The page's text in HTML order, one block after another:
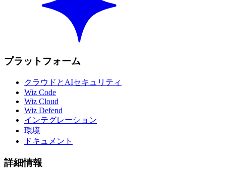
プラットフォーム
クラウドとAIセキュリティ
Wiz Code
Wiz Cloud
Wiz Defend
インテグレーション
環境
ドキュメント
詳細情報